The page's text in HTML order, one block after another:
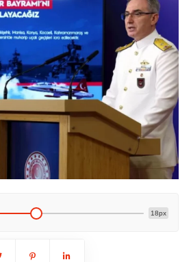
18px